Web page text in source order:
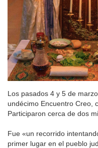
Los pasados 4 y 5 de
undécimo Encuentro Creo,
Participaron cerca de dos
Fue «un recorrido
primer lugar en el pueblo